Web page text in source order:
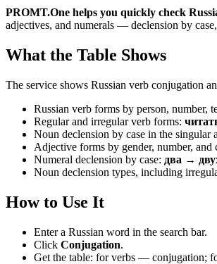
PROMT.One helps you quickly check
adjectives, and numerals — declension by
What the Table Shows
The service shows Russian verb conjugation
Russian verb forms by person, number,
Regular and irregular verb forms:
Noun declension by case in the singular
Adjective forms by gender, number, and
Numeral declension by case: два →
Noun declension types, including
How to Use It
Enter a Russian word in the search bar.
Click Conjugation.
Get the table: for verbs — conjugation;